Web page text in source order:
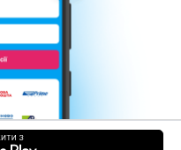
Кар’єра
Умови використання